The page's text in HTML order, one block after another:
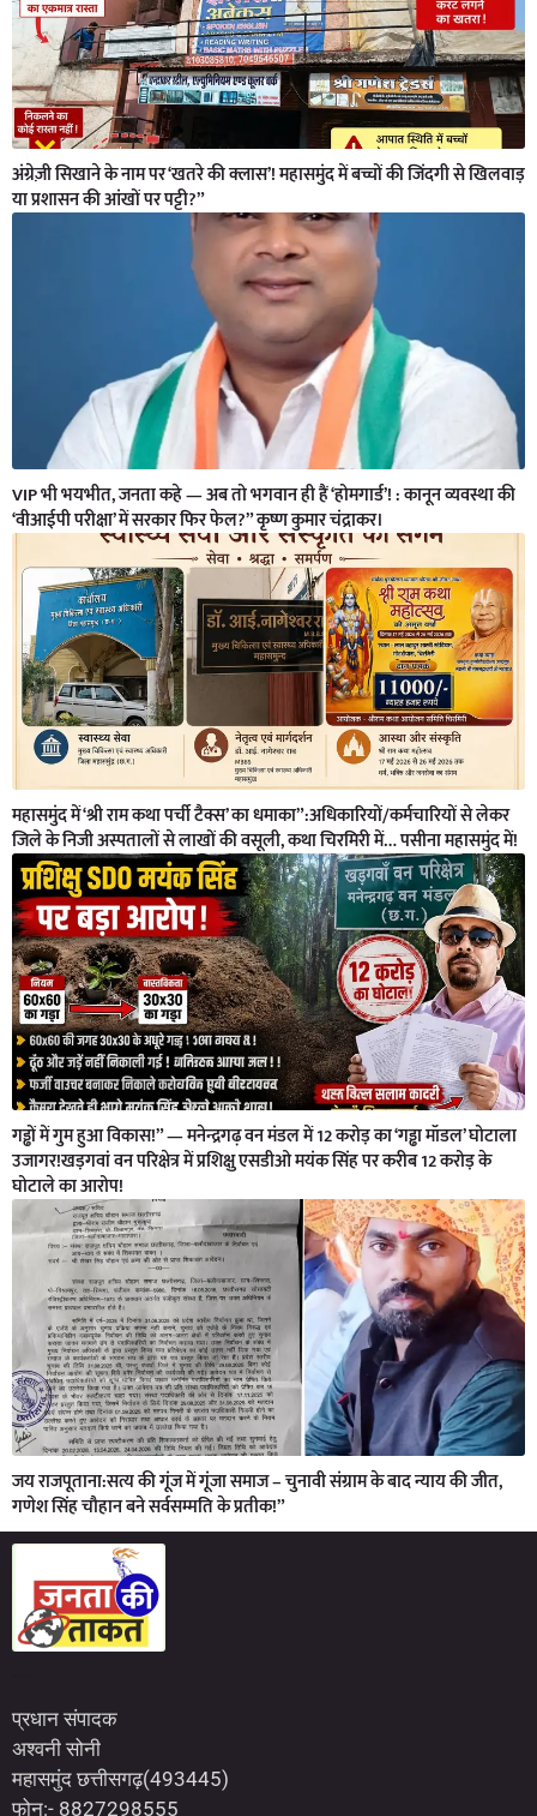
अंग्रेज़ी सिखाने के नाम पर ‘खतरे की क्लास’! महासमुंद में बच्चों की जिंदगी से खिलवाड़
या प्रशासन की आंखों पर पट्टी?”
VIP भी भयभीत, जनता कहे — अब तो भगवान ही हैं ‘होमगार्ड’! : कानून व्यवस्था की
‘वीआईपी परीक्षा’ में सरकार फिर फेल?” कृष्ण कुमार चंद्राकर।
महासमुंद में ‘श्री राम कथा पर्ची टैक्स’ का धमाका”:अधिकारियों/कर्मचारियों से लेकर
जिले के निजी अस्पतालों से लाखों की वसूली, कथा चिरमिरी में… पसीना महासमुंद में!
गड्ढों में गुम हुआ विकास!” — मनेन्द्रगढ़ वन मंडल में 12 करोड़ का ‘गड्ढा मॉडल’ घोटाला
उजागर!खड़गवां वन परिक्षेत्र में प्रशिक्षु एसडीओ मयंक सिंह पर करीब 12 करोड़ के
घोटाले का आरोप!
जय राजपूताना:सत्य की गूंज में गूंजा समाज – चुनावी संग्राम के बाद न्याय की जीत,
गणेश सिंह चौहान बने सर्वसम्मति के प्रतीक!”
प्रधान संपादक
अश्वनी सोनी
महासमुंद छत्तीसगढ़(493445)
फोन:- 8827298555